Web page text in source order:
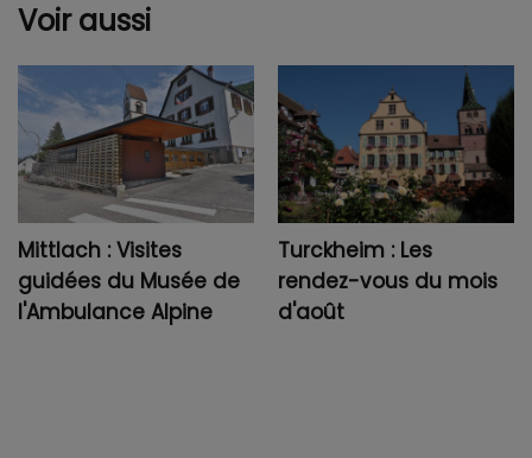
Voir aussi
Mittlach : Visites
guidées du Musée de
l'Ambulance Alpine
Turckheim : Les
rendez-vous du mois
d'août